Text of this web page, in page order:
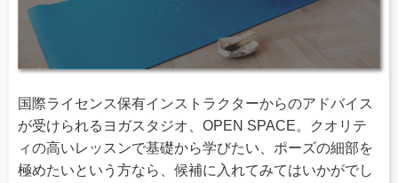
国際ライセンス保有インストラクターからのアドバイス
が受けられるヨガスタジオ、OPEN SPACE。クオリテ
ィの高いレッスンで基礎から学びたい、ポーズの細部を
極めたいという方なら、候補に入れてみてはいかがでし